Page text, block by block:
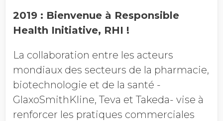
2019 : Bienvenue à Responsible
Health Initiative, RHI !
La collaboration entre les acteurs
mondiaux des secteurs de la pharmacie,
biotechnologie et de la santé -
GlaxoSmithKline, Teva et Takeda- vise à
renforcer les pratiques commerciales